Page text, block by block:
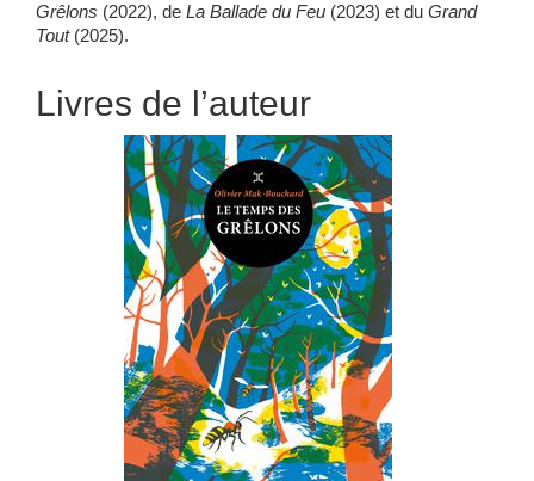
Grêlons (2022), de La Ballade du Feu (2023) et du Grand
Tout(2025).
Livres de l’auteur